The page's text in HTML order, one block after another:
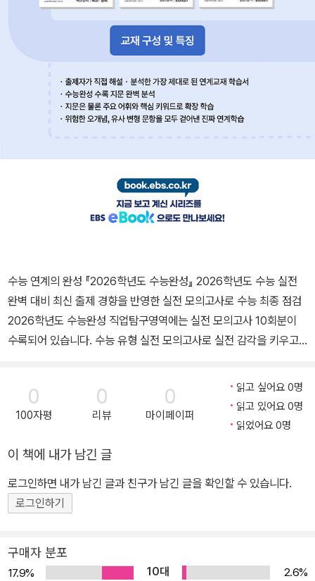
수능 연계의 완성 『2026학년도 수능완성』 2026학년도 수능 실전
완벽 대비 최신 출제 경향을 반영한 실전 모의고사로 수능 최종 점검
2026학년도 수능완성 직업탐구영역에는 실전 모의고사 10회분이
수록되어 있습니다. 수능 유형 실전 모의고사로 실전 감각을 키우고,
EBSi 사이트와 스마트폰 ‘EBSi 고교강의’ 앱을 통해 100% 무료 강
의를 들을 수 있습니다.
0
100자평
0
리뷰
0
마이페이퍼
읽고 싶어요 0명
읽고 있어요 0명
읽었어요 0명
이 책에 내가 남긴 글
로그인하면 내가 남긴 글과 친구가 남긴 글을 확인할 수 있습니다.
로그인하기
구매자 분포
17.9% 10대
2.6%